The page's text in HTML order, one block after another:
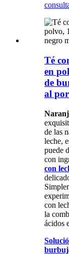
Té
en
de
al
de las
leche,
puede
con
con
con
la
ácidos